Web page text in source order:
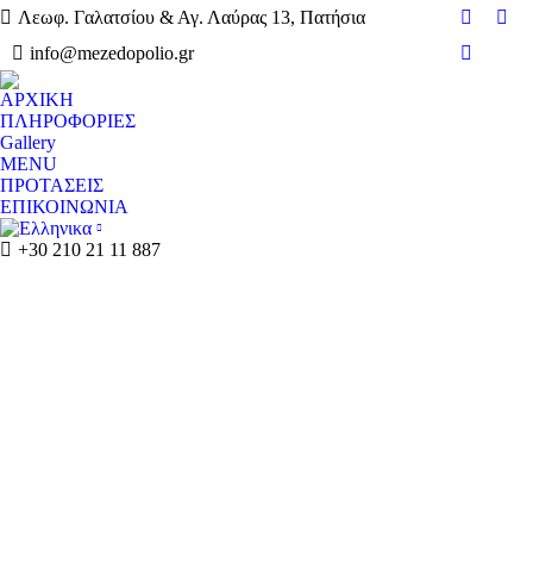
Λεωφ. Γαλατσίου & Αγ. Λαύρας 13, Πατήσια
info@mezedopolio.gr
Website
ΑΡΧΙΚΗ
ΠΛΗΡΟΦΟΡΙΕΣ
Gallery
MENU
ΠΡΟΤΑΣΕΙΣ
ΕΠΙΚΟΙΝΩΝΙΑ
+30 210 21 11 887